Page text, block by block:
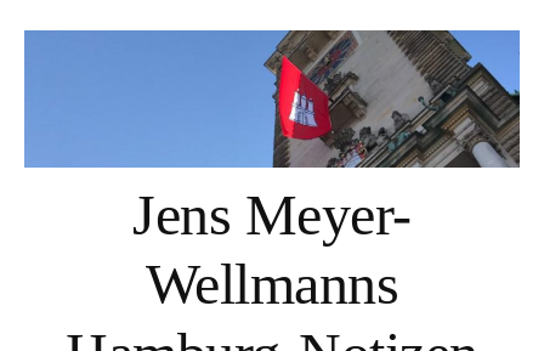
Jens Meyer-
Wellmanns